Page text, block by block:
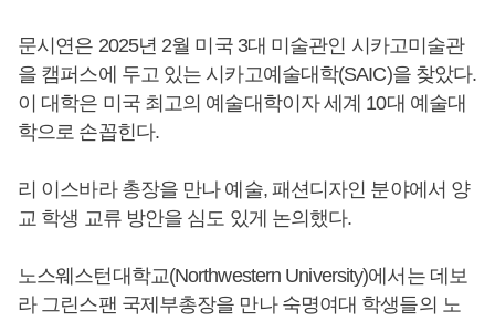
문시연은 2025년 2월 미국 3대 미술관인 시카고미술관
을 캠퍼스에 두고 있는 시카고예술대학(SAIC)을 찾았다.
이 대학은 미국 최고의 예술대학이자 세계 10대 예술대
학으로 손꼽힌다.
리 이스바라 총장을 만나 예술, 패션디자인 분야에서 양
교 학생 교류 방안을 심도 있게 논의했다.
노스웨스턴대학교(Northwestern University)에서는 데보
라 그린스팬 국제부총장을 만나 숙명여대 학생들의 노